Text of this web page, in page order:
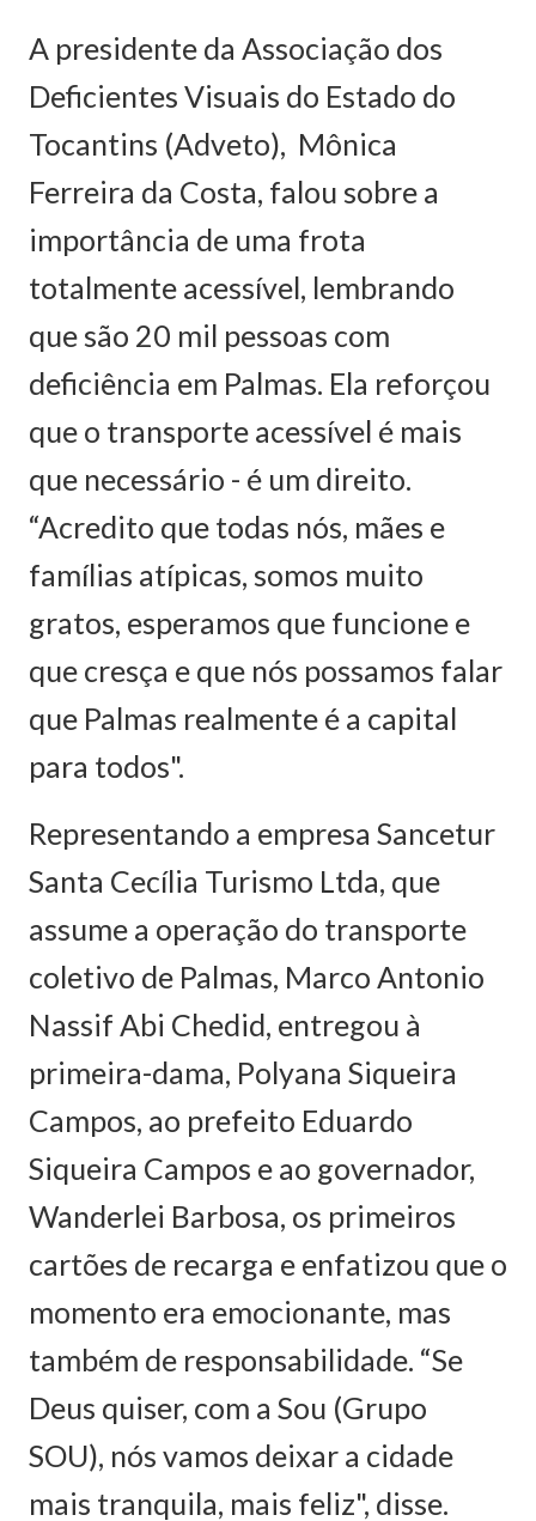
A presidente da Associação dos
Deficientes Visuais do Estado do
Tocantins (Adveto), Mônica
Ferreira da Costa, falou sobre a
importância de uma frota
totalmente acessível, lembrando
que são 20 mil pessoas com
deficiência em Palmas. Ela reforçou
que o transporte acessível é mais
que necessário - é um direito.
“Acredito que todas nós, mães e
famílias atípicas, somos muito
gratos, esperamos que funcione e
que cresça e que nós possamos falar
que Palmas realmente é a capital
para todos".
Representando a empresa Sancetur
Santa Cecília Turismo Ltda, que
assume a operação do transporte
coletivo de Palmas, Marco Antonio
Nassif Abi Chedid, entregou à
primeira-dama, Polyana Siqueira
Campos, ao prefeito Eduardo
Siqueira Campos e ao governador,
Wanderlei Barbosa, os primeiros
cartões de recarga e enfatizou que o
momento era emocionante, mas
também de responsabilidade. “Se
Deus quiser, com a Sou (Grupo
SOU), nós vamos deixar a cidade
mais tranquila, mais feliz", disse.